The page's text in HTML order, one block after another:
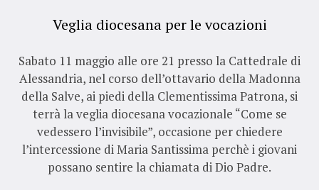
Veglia diocesana per le vocazioni
Sabato 11 maggio alle ore 21 presso la Cattedrale di
Alessandria, nel corso dell’ottavario della Madonna
della Salve, ai piedi della Clementissima Patrona, si
terrà la veglia diocesana vocazionale “Come se
vedessero l’invisibile”, occasione per chiedere
l’intercessione di Maria Santissima perchè i giovani
possano sentire la chiamata di Dio Padre.